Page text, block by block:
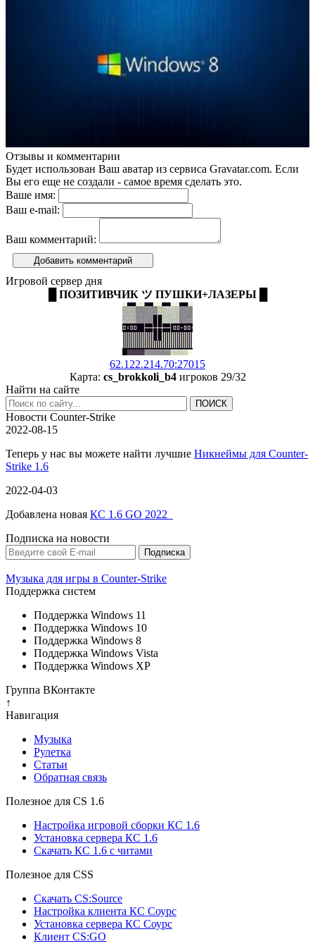
Отзывы и комментарии
Будет использован Ваш аватар из сервиса Gravatar.com. Если
Вы его еще не создали - самое время сделать это.
Ваше имя:
Ваш e-mail:
Ваш комментарий:
Добавить комментарий
Игровой сервер дня
█ ПОЗИТИВЧИК ツ ПУШКИ+ЛАЗЕРЫ █
62.122.214.70:27015
Карта: cs_brokkoli_b4игроков 29/32
Найти на сайте
Новости Counter-Strike
2022-08-15
Теперь у нас вы можете найти лучшие Никнеймы для Counter-
Strike 1.6
2022-04-03
Добавлена новая КС 1.6 GO 2022
Подписка на новости
Музыка для игры в Counter-Strike
Поддержка систем
Поддержка Windows 11
Поддержка Windows 10
Поддержка Windows 8
Поддержка Windows Vista
Поддержка Windows XP
Группа ВКонтакте
↑
Навигация
Музыка
Рулетка
Cтатьи
Обратная связь
Полезное для CS 1.6
Настройка игровой сборки КС 1.6
Установка сервера КС 1.6
Скачать КС 1.6 с читами
Полезное для CSS
Скачать CS:Source
Настройка клиента КС Cоурс
Установка сервера КС Соурс
Клиент CS:GO